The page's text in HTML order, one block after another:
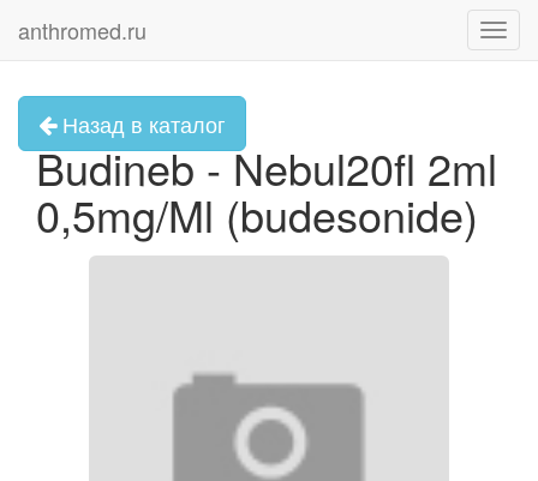
anthromed.ru
Назад в каталог
Budineb - Nebul20fl 2ml
0,5mg/Ml (budesonide)